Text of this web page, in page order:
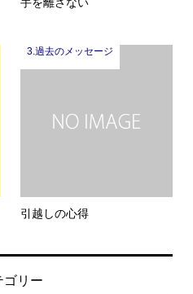
3.過去のメッセージ
引越しの心得
ゴリー